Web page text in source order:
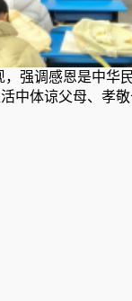
强调感恩是中华
中体谅父母、孝